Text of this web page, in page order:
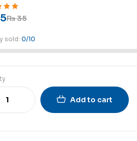
of 5
₨35
sold: 0/10
Add to cart